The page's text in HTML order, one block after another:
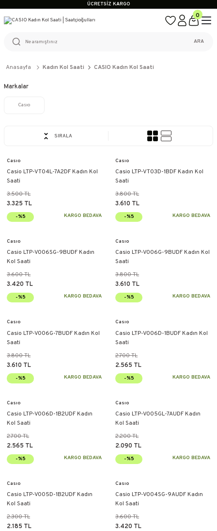
ÜCRETSİZ KARGO
WEB SİTESİNE ÖZEL FİYATLAR
KAÇIRILMAYACAK FIRSATLAR
0
ARA
Anasayfa Kadın Kol Saati CASIO Kadın Kol Saati
Markalar
Casıo
SIRALA
Casıo
Casio LTP-VT04L-7A2DF Kadın Kol
Saati
3.500 TL
3.325 TL
-%5 KARGO BEDAVA
Casıo
Casio LTP-VT03D-1BDF Kadın Kol
Saati
3.800 TL
3.610 TL
-%5 KARGO BEDAVA
Casıo
Casio LTP-V006SG-9BUDF Kadın
Kol Saati
3.600 TL
3.420 TL
-%5 KARGO BEDAVA
Casıo
Casio LTP-V006G-9BUDF Kadın Kol
Saati
3.800 TL
3.610 TL
-%5 KARGO BEDAVA
Casıo
Casio LTP-V006G-7BUDF Kadın Kol
Saati
3.800 TL
3.610 TL
-%5 KARGO BEDAVA
Casıo
Casio LTP-V006D-1BUDF Kadın Kol
Saati
2.700 TL
2.565 TL
-%5 KARGO BEDAVA
Casıo
Casio LTP-V006D-1B2UDF Kadın
Kol Saati
2.700 TL
2.565 TL
-%5 KARGO BEDAVA
Casıo
Casio LTP-V005GL-7AUDF Kadın
Kol Saati
2.200 TL
2.090 TL
-%5 KARGO BEDAVA
Casıo
Casio LTP-V005D-1B2UDF Kadın
Kol Saati
2.300 TL
2.185 TL
Casıo
Casio LTP-V004SG-9AUDF Kadın
Kol Saati
3.600 TL
3.420 TL